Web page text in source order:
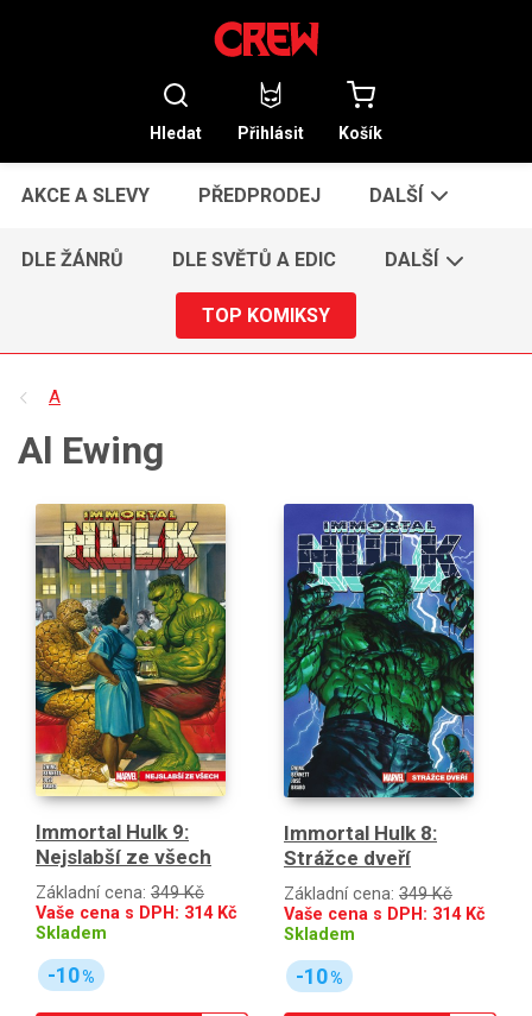
Hledat Přihlásit Košík
AKCE A SLEVY PŘEDPRODEJ DALŠÍ
DLE ŽÁNRŮ DLE SVĚTŮ A EDIC DALŠÍ
TOP KOMIKSY
A
Al Ewing
Immortal Hulk 9:
Nejslabší ze všech
Základní cena: 349 Kč
Vaše cena s DPH: 314Kč
Skladem
-10%
Immortal Hulk 8:
Strážce dveří
Základní cena: 349 Kč
Vaše cena s DPH: 314Kč
Skladem
-10%